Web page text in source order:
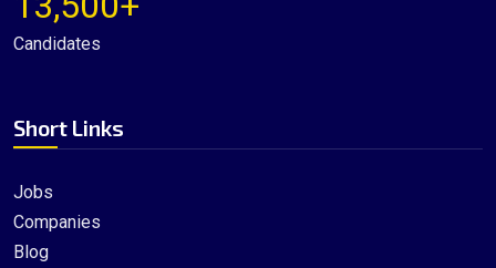
Short Links
Jobs
Companies
Blog
Candidates